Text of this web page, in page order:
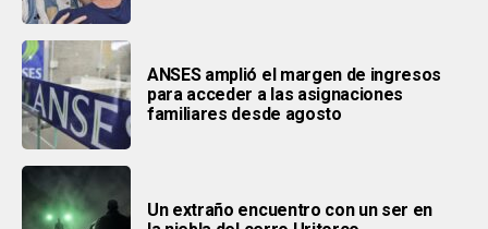
ANSES amplió el margen de ingresos
para acceder a las asignaciones
familiares desde agosto
Un extraño encuentro con un ser en